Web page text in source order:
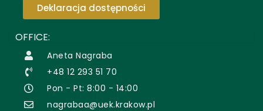
Deklaracja dostępności
OFFICE:
Aneta Nagraba
+48 12 293 51 70
Pon - Pt: 8:00 - 14:00
nagrabaa@uek.krakow.pl